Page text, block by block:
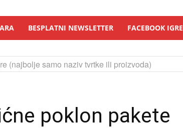
BESPLATNI NEWSLETTER FACEBOOK IGRE
(najbolje samo naziv tvrtke ili proizvoda)
poklon pakete